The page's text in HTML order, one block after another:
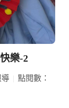
樂-2
導
點閱數：